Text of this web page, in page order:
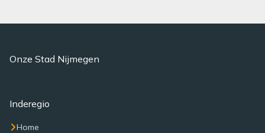
Onze Stad Nijmegen
Inderegio
Home